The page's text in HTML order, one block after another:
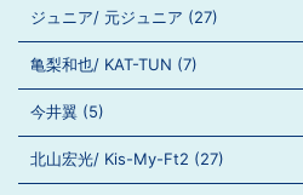
ジュニア/ 元ジュニア (27)
亀梨和也/ KAT-TUN (7)
今井翼 (5)
北山宏光/ Kis-My-Ft2 (27)